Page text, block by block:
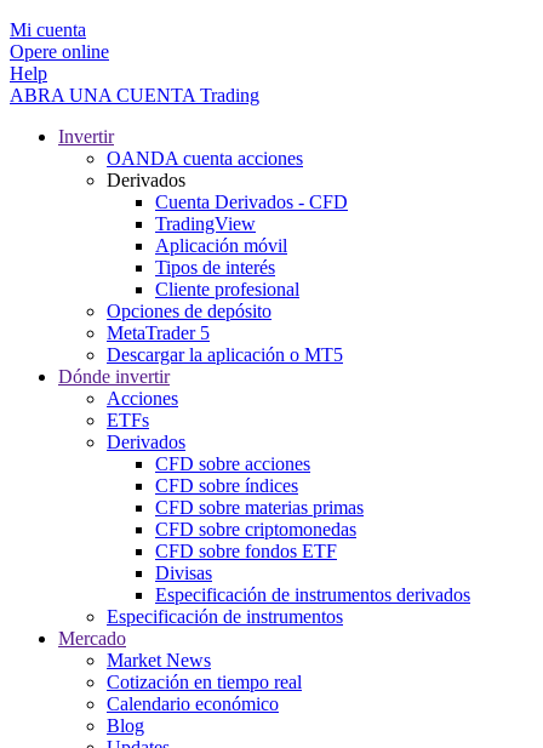
Mi cuenta
Opere online
Help
ABRA UNA CUENTA Trading
Invertir
OANDA cuenta acciones
Derivados
Cuenta Derivados - CFD
TradingView
Aplicación móvil
Tipos de interés
Cliente profesional
Opciones de depósito
MetaTrader 5
Descargar la aplicación o MT5
Dónde invertir
Acciones
ETFs
Derivados
CFD sobre acciones
CFD sobre índices
CFD sobre materias primas
CFD sobre criptomonedas
CFD sobre fondos ETF
Divisas
Especificación de instrumentos derivados
Especificación de instrumentos
Mercado
Market News
Cotización en tiempo real
Calendario económico
Blog